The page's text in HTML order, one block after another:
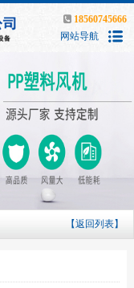
18560745666
网站导航
【返回列表】